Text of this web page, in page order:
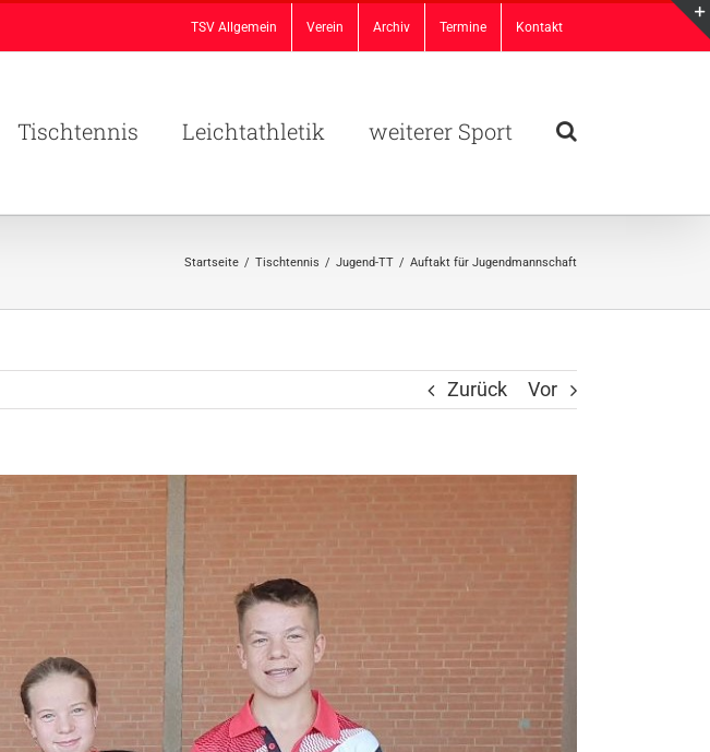
TSV Allgemein Verein Archiv Termine Kontakt
Tischtennis Leichtathletik weiterer Sport
Startseite / Tischtennis / Jugend-TT / Auftakt für Jugendmannschaft
Zurück Vor